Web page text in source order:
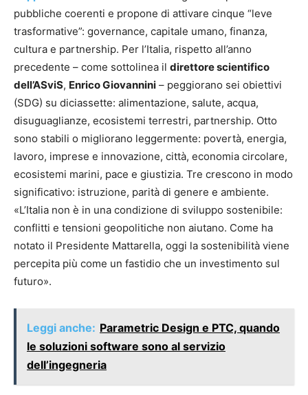
pubbliche coerenti e propone di attivare cinque “leve
trasformative”: governance, capitale umano, finanza,
cultura e partnership. Per l’Italia, rispetto all’anno
precedente – come sottolinea il direttore scientifico
dell’ASviS, Enrico Giovannini – peggiorano sei obiettivi
(SDG) su diciassette: alimentazione, salute, acqua,
disuguaglianze, ecosistemi terrestri, partnership. Otto
sono stabili o migliorano leggermente: povertà, energia,
lavoro, imprese e innovazione, città, economia circolare,
ecosistemi marini, pace e giustizia. Tre crescono in modo
significativo: istruzione, parità di genere e ambiente.
«L’Italia non è in una condizione di sviluppo sostenibile:
conflitti e tensioni geopolitiche non aiutano. Come ha
notato il Presidente Mattarella, oggi la sostenibilità viene
percepita più come un fastidio che un investimento sul
futuro».
Leggi anche: Parametric Design e PTC, quando
le soluzioni software sono al servizio
dell’ingegneria